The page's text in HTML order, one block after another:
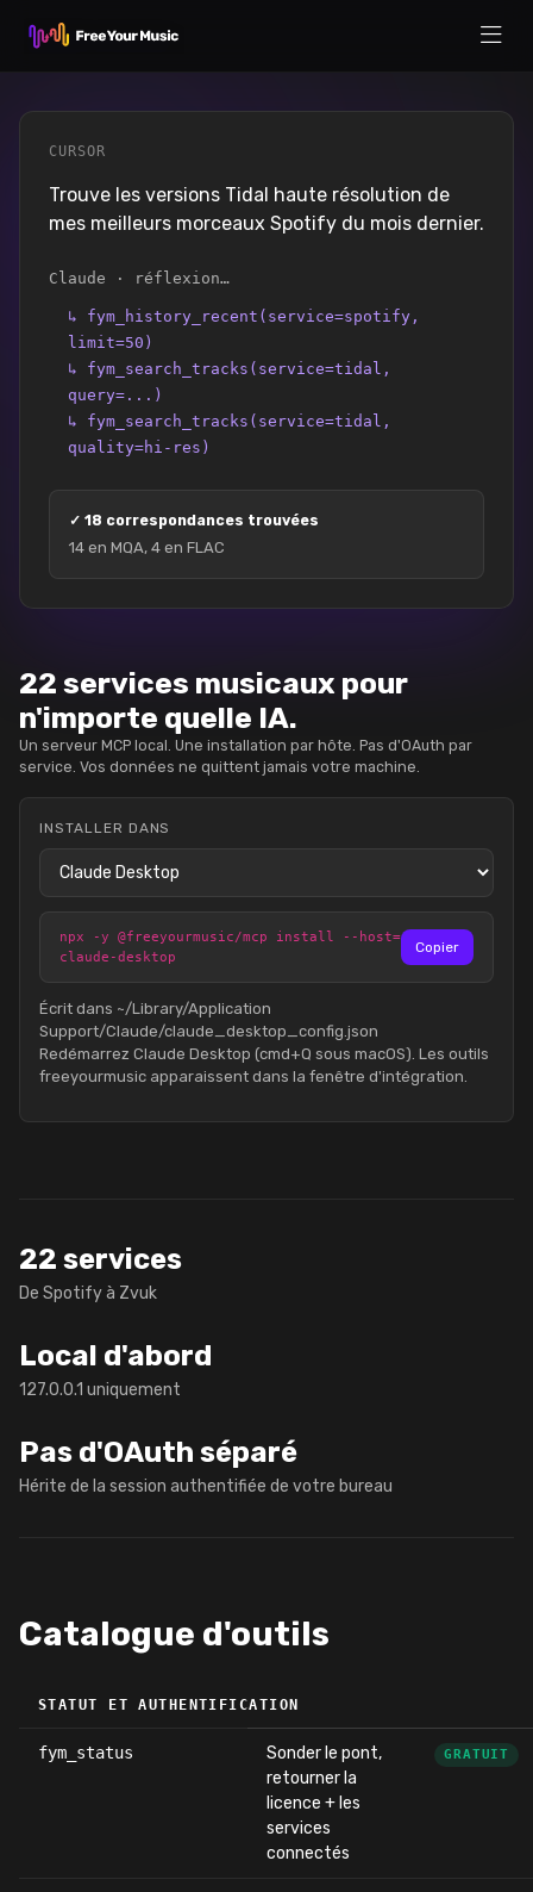
CURSOR
Trouve les versions Tidal haute résolution de
mes meilleurs morceaux Spotify du mois dernier.
Claude · réflexion…
↳ fym_history_recent(service=spotify,
limit=50)
↳ fym_search_tracks(service=tidal,
query=...)
↳ fym_search_tracks(service=tidal,
quality=hi-res)
✓ 18 correspondances trouvées
14 en MQA, 4 en FLAC
22 services musicaux pour
n'importe quelle IA.
Un serveur MCP local. Une installation par hôte. Pas d'OAuth par
service. Vos données ne quittent jamais votre machine.
INSTALLER DANS
npx -y @freeyourmusic/mcp install --host=
claude-desktop
Copier
Écrit dans ~/Library/Application
Support/Claude/claude_desktop_config.json
Redémarrez Claude Desktop (cmd+Q sous macOS). Les outils
freeyourmusic apparaissent dans la fenêtre d'intégration.
22 services
De Spotify à Zvuk
Local d'abord
127.0.0.1 uniquement
Pas d'OAuth séparé
Hérite de la session authentifiée de votre bureau
Catalogue d'outils
STATUT ET AUTHENTIFICATION
fym_status
Sonder le pont,
retourner la
licence + les
services
connectés
GRATUIT